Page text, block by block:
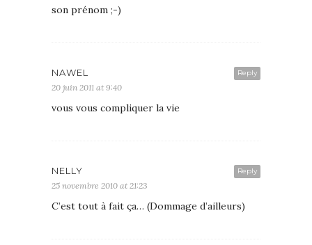
son prénom ;-)
Reply
NAWEL
20 juin 2011 at 9:40
vous vous compliquer la vie
Reply
NELLY
25 novembre 2010 at 21:23
C’est tout à fait ça… (Dommage d’ailleurs)